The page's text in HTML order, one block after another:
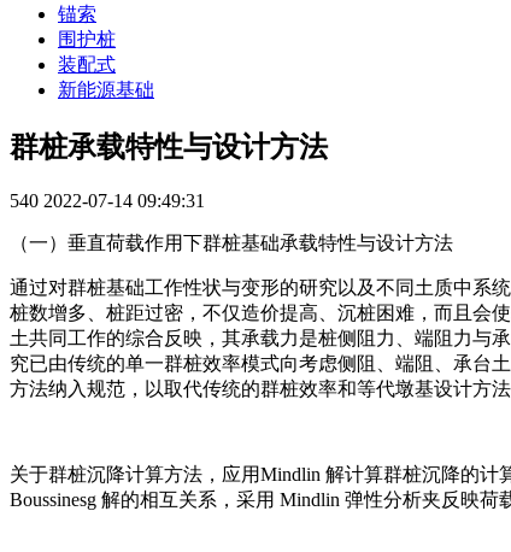
锚索
围护桩
装配式
新能源基础
群桩承载特性与设计方法
540 2022-07-14 09:49:31
（一）垂直荷载作用下群桩基础承载特性与设计方法
通过对群桩基础工作性状与变形的研究以及不同土质中系
桩数增多、桩距过密，不仅造价提高、沉桩困难，而且会
土共同工作的综合反映，其承载力是桩侧阻力、端阻力与
究已由传统的单一群桩效率模式向考虑侧阻、端阻、承台
方法纳入规范，以取代传统的群桩效率和等代墩基设计方法
关于群桩沉降计算方法，应用Mindlin 解计算群桩沉降的
Boussinesg 解的相互关系，采用 Mindlin 弹性分析夹反映